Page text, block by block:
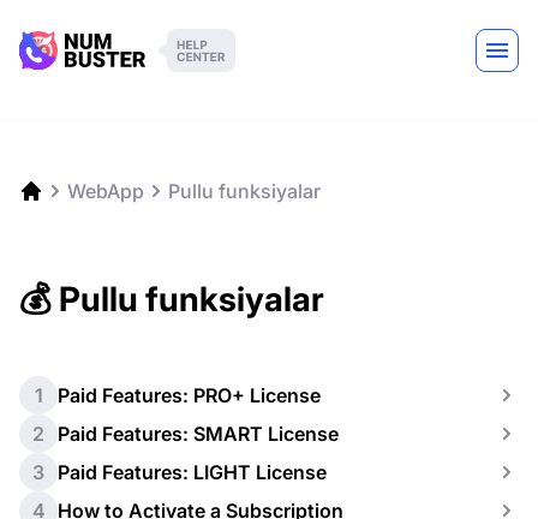
WebApp Pullu funksiyalar
💰 Pullu funksiyalar
1
Paid Features: PRO+ License
2
Paid Features: SMART License
3 Paid Features: LIGHT License
4 How to Activate a Subscription